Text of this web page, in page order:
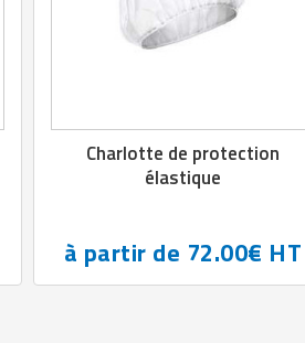
Charlotte de protection
élastique
à partir de 72.00€ HT